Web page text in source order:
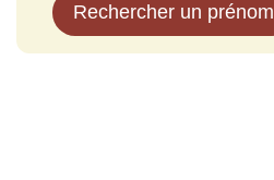
Rechercher un prénom